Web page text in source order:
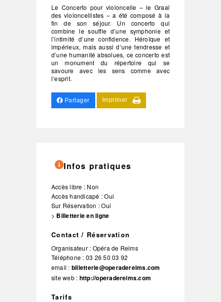
Le Concerto pour violoncelle – le Graal
des violoncellistes – a été composé à la
fin de son séjour. Un concerto qui
combine le souffle d’une symphonie et
l’intimité d’une confidence. Héroïque et
impérieux, mais aussi d’une tendresse et
d’une humanité absolues, ce concerto est
un monument du répertoire qui se
savoure avec les sens comme avec
l’esprit.
Partager Imprimer
Infos pratiques
Accès libre : Non
Accès handicapé : Oui
Sur Réservation : Oui
> Billetterie en ligne
Contact / Réservation
Organisateur : Opéra de Reims
Téléphone : 03 26 50 03 92
email : billetterie@operadereims.com
site web : http://operadereims.com
Tarifs